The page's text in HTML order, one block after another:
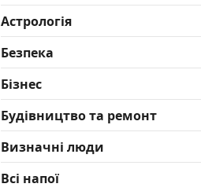
Астрологія
Безпека
Бізнес
Будівництво та ремонт
Визначні люди
Всі напої